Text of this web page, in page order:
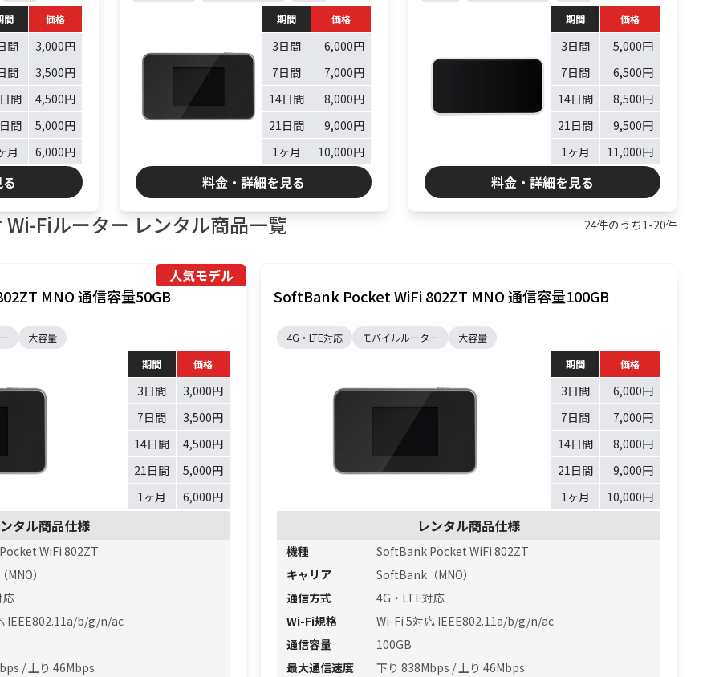
間
価格
間
3,000円
間
3,500円
間
4,500円
間
5,000円
月
6,000円
期間
価格
3日間
6,000円
7日間
7,000円
14日間
8,000円
21日間
9,000円
1ヶ月
10,000円
料金・詳細を見る
期間
価格
3日間
5,000円
7日間
6,500円
14日間
8,500円
21日間
9,500円
1ヶ月
11,000円
料金・詳細を見る
Fiルーター レンタル商品一覧 24件のうち1-20件
MNO 通信容量50GB
大容量
期間
価格
3日間
3,000円
7日間
3,500円
14日間
4,500円
21日間
5,000円
1ヶ月
6,000円
タル商品仕様
WiFi 802ZT
）
応
IEEE802.11a/b/g/n/ac
/ 上り 46Mbps
人気モデル
SoftBank Pocket WiFi 802ZT MNO 通信容量100GB
4G・LTE対応 モバイルルーター
大容量
期間
価格
3日間
6,000円
7日間
7,000円
14日間
8,000円
21日間
9,000円
1ヶ月
10,000円
レンタル商品仕様
機種
SoftBank Pocket WiFi 802ZT
キャリア
SoftBank（MNO）
通信方式
4G・LTE対応
Wi-Fi規格
Wi-Fi 5対応 IEEE802.11a/b/g/n/ac
通信容量
100GB
最大通信速度
下り 838Mbps / 上り 46Mbps